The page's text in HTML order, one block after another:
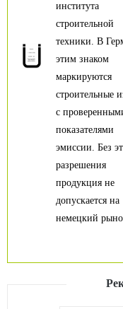
института
строительной
техники. В
этим знаком
маркируются
строительные
с
показателями
эмиссии. Без
разрешения
продукция не
допускается на
немецкий